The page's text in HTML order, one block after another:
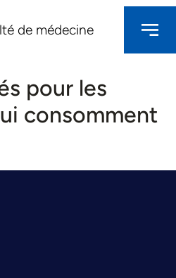
de médecine
pour les
consomment